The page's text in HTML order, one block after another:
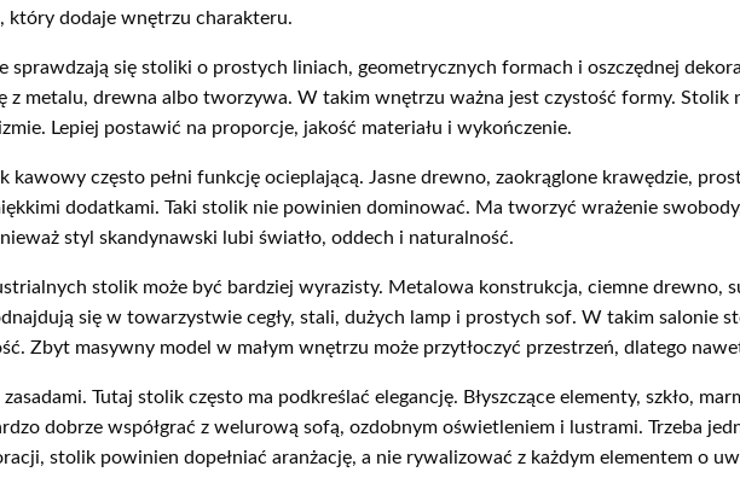
dodaje wnętrzu charakteru.
sprawdzają się stoliki o prostych liniach, geometrycznych formach i oszczędnej
z metalu, drewna albo tworzywa. W takim wnętrzu ważna jest czystość formy. Stolik
Lepiej postawić na proporcje, jakość materiału i wykończenie.
kawowy często pełni funkcję ocieplającą. Jasne drewno, zaokrąglone krawędzie,
dodatkami. Taki stolik nie powinien dominować. Ma tworzyć wrażenie
styl skandynawski lubi światło, oddech i naturalność.
stolik może być bardziej wyrazisty. Metalowa konstrukcja, ciemne drewno,
się w towarzystwie cegły, stali, dużych lamp i prostych sof. W takim salonie
Zbyt masywny model w małym wnętrzu może przytłoczyć przestrzeń, dlatego
Tutaj stolik często ma podkreślać elegancję. Błyszczące elementy, szkło,
dobrze współgrać z welurową sofą, ozdobnym oświetleniem i lustrami. Trzeba
stolik powinien dopełniać aranżację, a nie rywalizować z każdym elementem o